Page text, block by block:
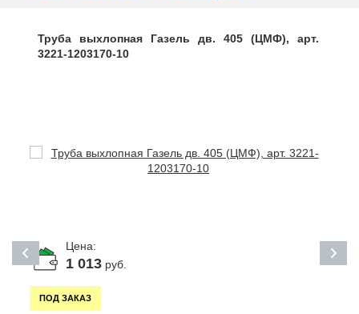
Труба выхлопная Газель дв. 405 (ЦМФ), арт.
3221-1203170-10
Цена:
1 013руб.
ПОД ЗАКАЗ